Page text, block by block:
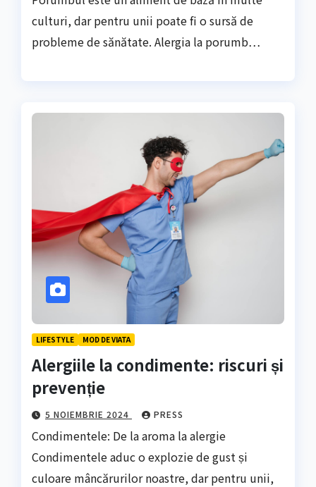
culturi, dar pentru unii poate fi o sursă de
probleme de sănătate. Alergia la porumb…
LIFESTYLE MOD DE VIATA
Alergiile la condimente: riscuri și
prevenție
5 NOIEMBRIE 2024 PRESS
Condimentele: De la aroma la alergie
Condimentele aduc o explozie de gust și
culoare mâncărurilor noastre, dar pentru unii,